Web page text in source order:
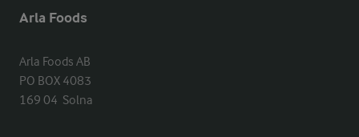
Arla Foods
Arla Foods AB
PO BOX 4083
169 04  Solna